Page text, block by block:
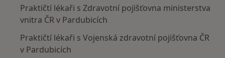
Praktičtí lékaři s Zdravotní pojišťovna ministerstva
vnitra ČR v Pardubicích
Praktičtí lékaři s Vojenská zdravotní pojišťovna ČR
v Pardubicích